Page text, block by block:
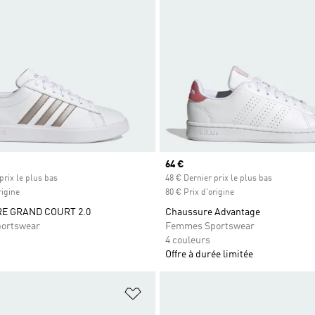
le plus bas
GRAND COURT 2.0
Prix actuel
64 €
48 € Dernier prix le plus bas
80 € Prix d'origine
Chaussure Advantage
Femmes Sportswear
4 couleurs
Offre à durée limitée